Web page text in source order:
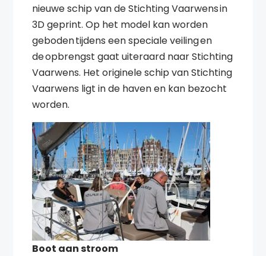
nieuwe schip van de Stichting Vaarwens in
3D geprint. Op het model kan worden
geboden tijdens een speciale veiling en
de opbrengst gaat uiteraard naar Stichting
Vaarwens. Het originele schip van Stichting
Vaarwens ligt in de haven en kan bezocht
worden.
Boot aan stroom